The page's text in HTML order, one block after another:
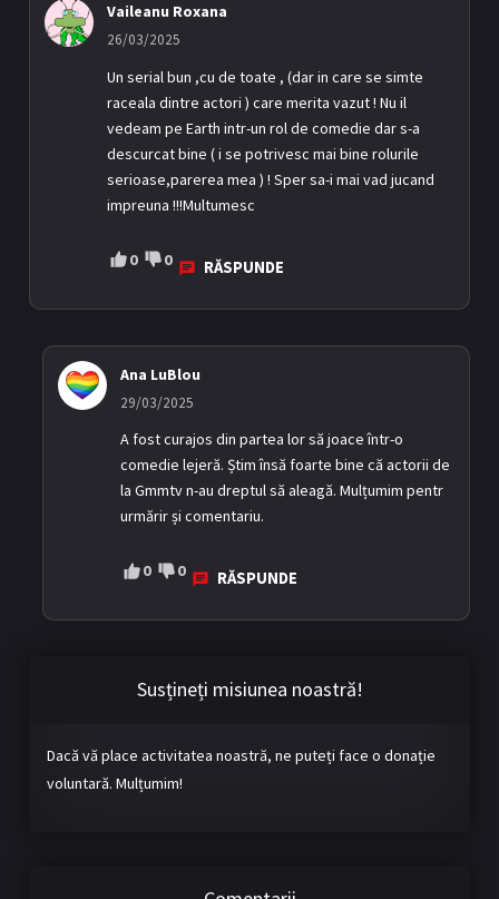
Vaileanu Roxana
26/03/2025
Un serial bun ,cu de toate , (dar in care se simte
raceala dintre actori ) care merita vazut ! Nu il
vedeam pe Earth intr-un rol de comedie dar s-a
descurcat bine ( i se potrivesc mai bine rolurile
serioase,parerea mea ) ! Sper sa-i mai vad jucand
impreuna !!!Multumesc
0 0 RĂSPUNDE
Ana LuBlou
29/03/2025
A fost curajos din partea lor să joace într-o
comedie lejeră. Știm însă foarte bine că actorii de
la Gmmtv n-au dreptul să aleagă. Mulțumim pentr
urmărir și comentariu.
0 0 RĂSPUNDE
Susțineți misiunea noastră!
Dacă vă place activitatea noastră, ne puteți face o donație
voluntară. Mulțumim!